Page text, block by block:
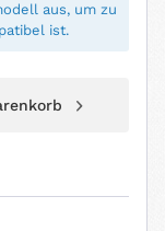
aus, um zu
ist.